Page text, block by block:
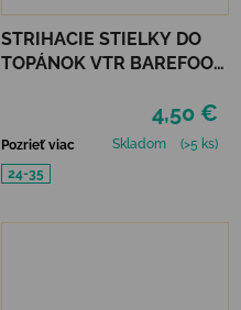
STRIHACIE STIELKY DO
TOPÁNOK VTR BAREFOOT
4,50 €
Pozrieť viac Skladom
(>5 ks)
24-35